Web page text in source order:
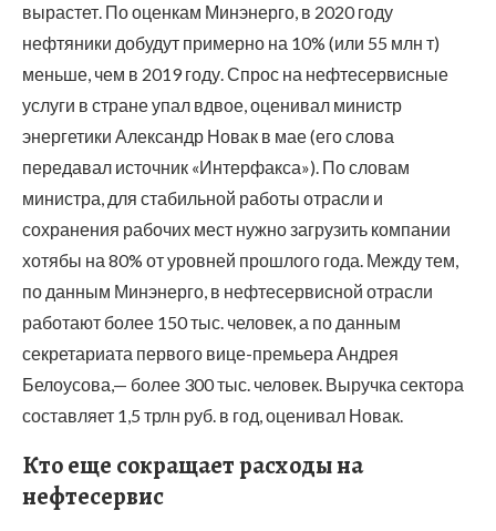
вырастет. По оценкам Минэнерго, в 2020 году
нефтяники добудут примерно на 10% (или 55 млн т)
меньше, чем в 2019 году. Спрос на нефтесервисные
услуги в стране упал вдвое, оценивал министр
энергетики Александр Новак в мае (его слова
передавал источник «Интерфакса»). По словам
министра, для стабильной работы отрасли и
сохранения рабочих мест нужно загрузить компании
хотябы на 80% от уровней прошлого года. Между тем,
по данным Минэнерго, в нефтесервисной отрасли
работают более 150 тыс. человек, а по данным
секретариата первого вице-премьера Андрея
Белоусова,— более 300 тыс. человек. Выручка сектора
составляет 1,5 трлн руб. в год, оценивал Новак.
Кто еще сокращает расходы на
нефтесервис